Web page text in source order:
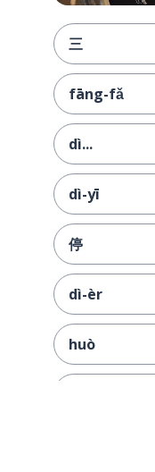
三
fāng-fǎ
dì...
dì-yī
停
dì-èr
huò